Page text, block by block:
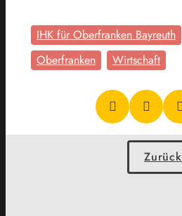
IHK für Oberfranken Bayreuth
Oberfranken
Wirtschaft
Zurück